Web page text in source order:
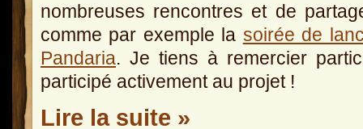
nombreuses rencontres et de
comme par exemple la soirée de
Pandaria. Je tiens à remercier
participé activement au projet !
Lire la suite »